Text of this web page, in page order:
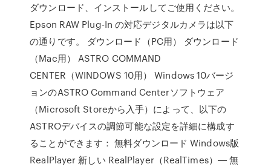
ダウンロード、インストールしてご使用ください。
Epson RAW Plug-In の対応デジタルカメラは以下
の通りです。 ダウンロード（PC用） ダウンロード
（Mac用） ASTRO COMMAND
CENTER（WINDOWS 10用） Windows 10バージ
ョンのASTRO Command Centerソフトウェア
（Microsoft Storeから入手）によって、以下の
ASTROデバイスの調節可能な設定を詳細に構成す
ることができます： 無料ダウンロード Windows版
RealPlayer 新しい RealPlayer（RealTimes）― 無